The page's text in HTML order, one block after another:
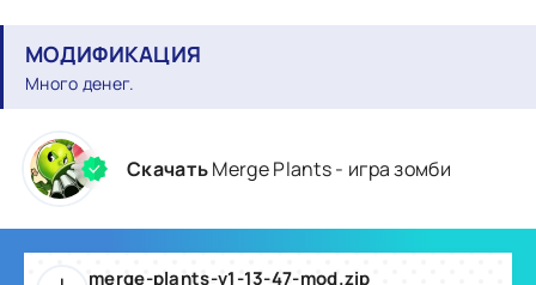
МОДИФИКАЦИЯ
Много денег.
СкачатьMerge Plants - игра зомби
merge-plants-v1-13-47-mod.zip